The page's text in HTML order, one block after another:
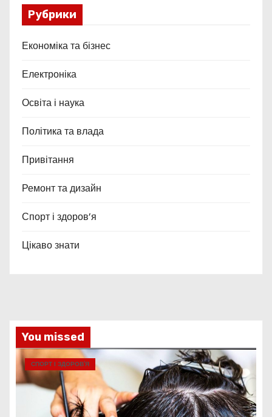
Рубрики
Економіка та бізнес
Електроніка
Освіта і наука
Політика та влада
Привітання
Ремонт та дизайн
Спорт і здоров’я
Цікаво знати
You missed
СПОРТ І ЗДОРОВ’Я